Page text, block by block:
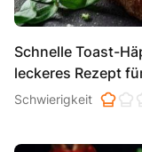
Schnelle Toast-
leckeres Rezept
Schwierigkeit der
Schwierigkeit